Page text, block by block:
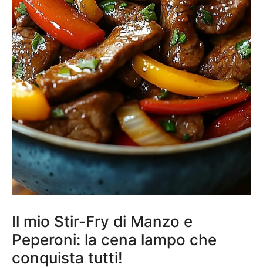
Il mio Stir-Fry di Manzo e
Peperoni: la cena lampo che
conquista tutti!